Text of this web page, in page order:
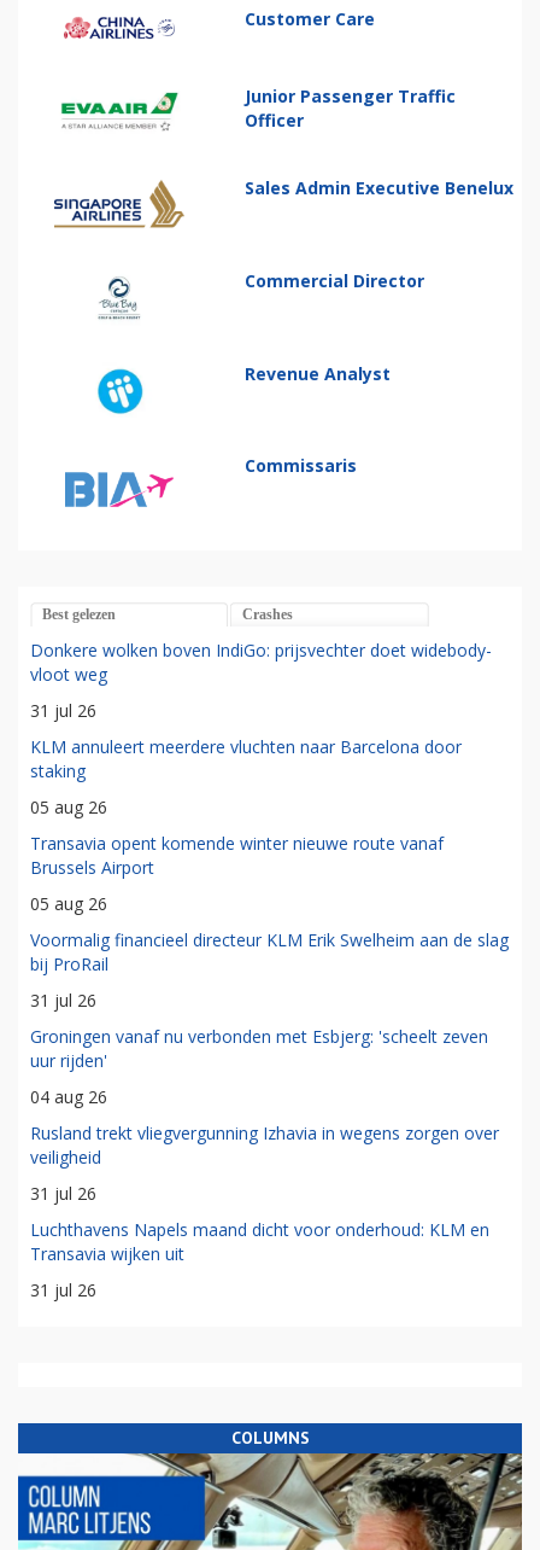
Customer Care
Junior Passenger Traffic
Officer
Sales Admin Executive Benelux
Commercial Director
Revenue Analyst
Commissaris
Best gelezen Crashes
Donkere wolken boven IndiGo: prijsvechter doet widebody-
vloot weg
31 jul 26
KLM annuleert meerdere vluchten naar Barcelona door
staking
05 aug 26
Transavia opent komende winter nieuwe route vanaf
Brussels Airport
05 aug 26
Voormalig financieel directeur KLM Erik Swelheim aan de slag
bij ProRail
31 jul 26
Groningen vanaf nu verbonden met Esbjerg: 'scheelt zeven
uur rijden'
04 aug 26
Rusland trekt vliegvergunning Izhavia in wegens zorgen over
veiligheid
31 jul 26
Luchthavens Napels maand dicht voor onderhoud: KLM en
Transavia wijken uit
31 jul 26
COLUMNS